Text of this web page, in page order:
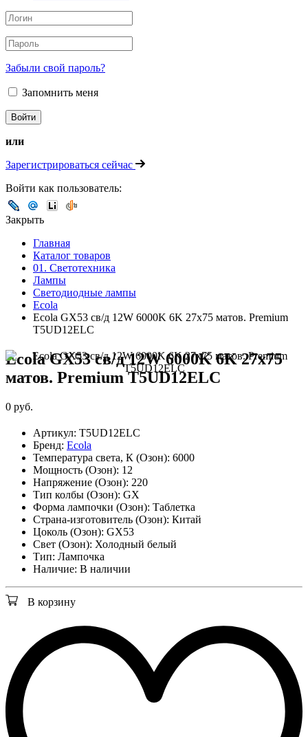
Забыли свой пароль?
Запомнить меня
или
Зарегистрироваться сейчас
Войти как пользователь:
Закрыть
Главная
Каталог товаров
01. Светотехника
Лампы
Светодиодные лампы
Ecola
Ecola GX53 св/д 12W 6000K 6K 27x75 матов. Premium
T5UD12ELC
Ecola GX53 св/д 12W 6000K 6K 27x75
матов. Premium T5UD12ELC
0 руб.
Артикул: T5UD12ELC
Бренд: Ecola
Температура света, К (Озон): 6000
Мощность (Озон): 12
Напряжение (Озон): 220
Тип колбы (Озон): GX
Форма лампочки (Озон): Таблетка
Страна-изготовитель (Озон): Китай
Цоколь (Озон): GX53
Свет (Озон): Холодный белый
Тип: Лампочка
Наличие: В наличии
В корзину